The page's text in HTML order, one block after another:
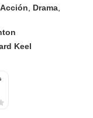
Acción Drama
Keel